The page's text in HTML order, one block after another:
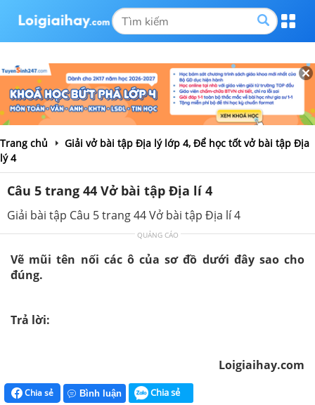
Trang chủ
Giải vở bài tập Địa lý lớp 4, Để học tốt vở bài tập Địa
lý 4
Câu 5 trang 44 Vở bài tập Địa lí 4
Giải bài tập Câu 5 trang 44 Vở bài tập Địa lí 4
QUẢNG CÁO
Vẽ mũi tên nối các ô của sơ đồ dưới đây sao cho
đúng.
Trả lời:
Loigiaihay.com
Chia sẻ Bình luận Chia sẻ